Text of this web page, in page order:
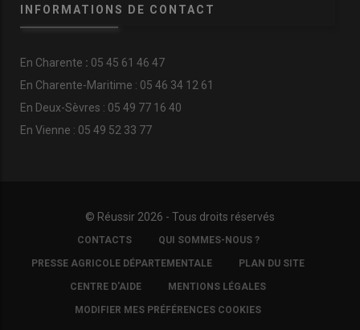
INFORMATIONS DE CONTACT
En Charente : 05 45 61 46 47
En Charente-Maritime : 05 46 34 12 61
En Deux-Sèvres : 05 49 77 16 40
En Vienne : 05 49 52 33 77
© Réussir 2026 - Tous droits réservés
COPYRIGHTCONTACTS QUI SOMMES-NOUS ?
PRESSE AGRICOLE DÉPARTEMENTALE PLAN DU SITE
CENTRE D'AIDE MENTIONS LÉGALES
MODIFIER MES PRÉFÉRENCES COOKIES